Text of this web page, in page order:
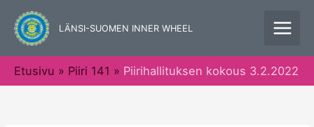
sisältöön
LÄNSI-SUOMEN INNER WHEEL
Etusivu Piiri 141 Piirihallituksen kokous 3.2.2022